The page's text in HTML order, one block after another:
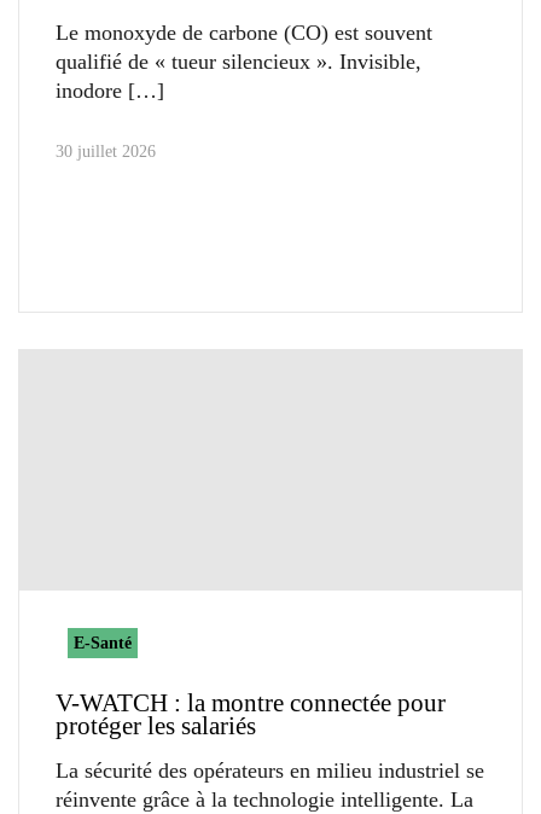
Le monoxyde de carbone (CO) est souvent
qualifié de « tueur silencieux ». Invisible,
inodore
30 juillet 2026
E-Santé
V-WATCH : la montre connectée pour
protéger les salariés
La sécurité des opérateurs en milieu industriel se
réinvente grâce à la technologie intelligente. La